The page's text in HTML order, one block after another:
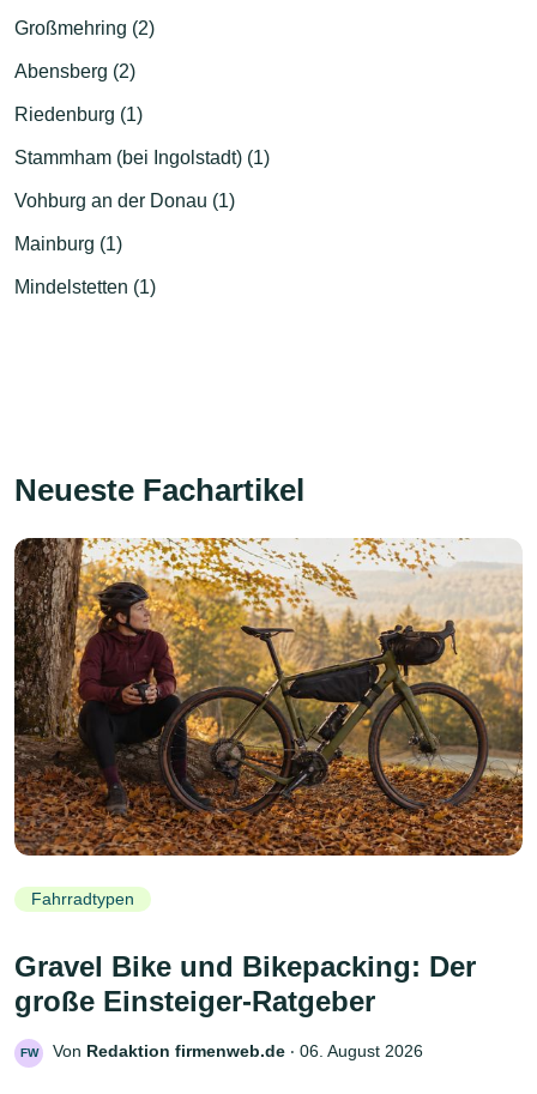
Großmehring (2)
Abensberg (2)
Riedenburg (1)
Stammham (bei Ingolstadt) (1)
Vohburg an der Donau (1)
Mainburg (1)
Mindelstetten (1)
Neueste Fachartikel
Fahrradtypen
Gravel Bike und Bikepacking: Der
große Einsteiger-Ratgeber
FW Von Redaktion firmenweb.de ‧ 06. August 2026